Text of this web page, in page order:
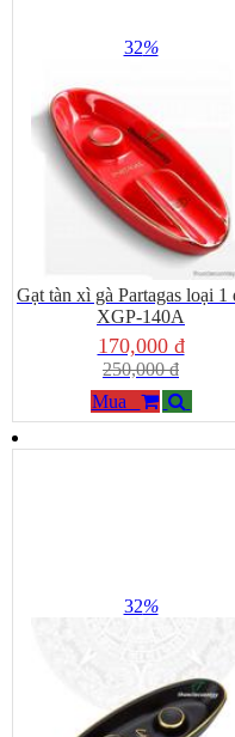
32%
Gạt tàn xì gà Partagas loại 1
XGP-140A
170,000 đ
250,000 đ
Mua
32%